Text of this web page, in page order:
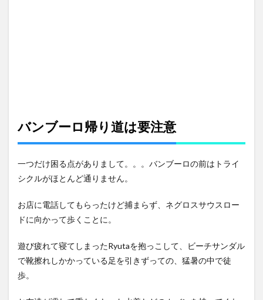
バンブーロ帰り道は要注意
一つだけ困る点がありまして。。。バンブーロの前はトライ
シクルがほとんど通りません。
お店に電話してもらったけど捕まらず、ネグロスサウスロー
ドに向かって歩くことに。
遊び疲れて寝てしまったRyutaを抱っこして、ビーチサンダル
で靴擦れしかかっている足を引きずっての、猛暑の中で徒
歩。